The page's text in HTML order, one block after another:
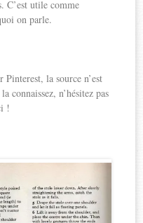
C’est utile comme
on parle.
la source n’est
connaissez, n’hésitez pas
!